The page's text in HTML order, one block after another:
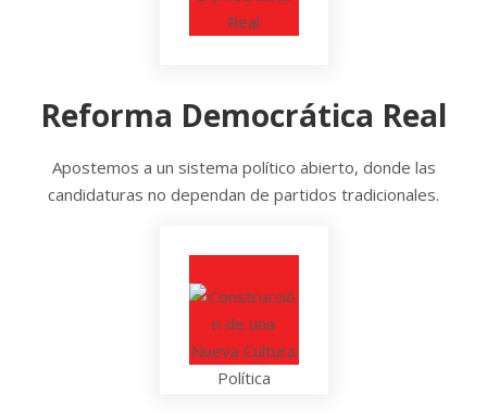
Reforma Democrática Real
Apostemos a un sistema político abierto, donde las
candidaturas no dependan de partidos tradicionales.